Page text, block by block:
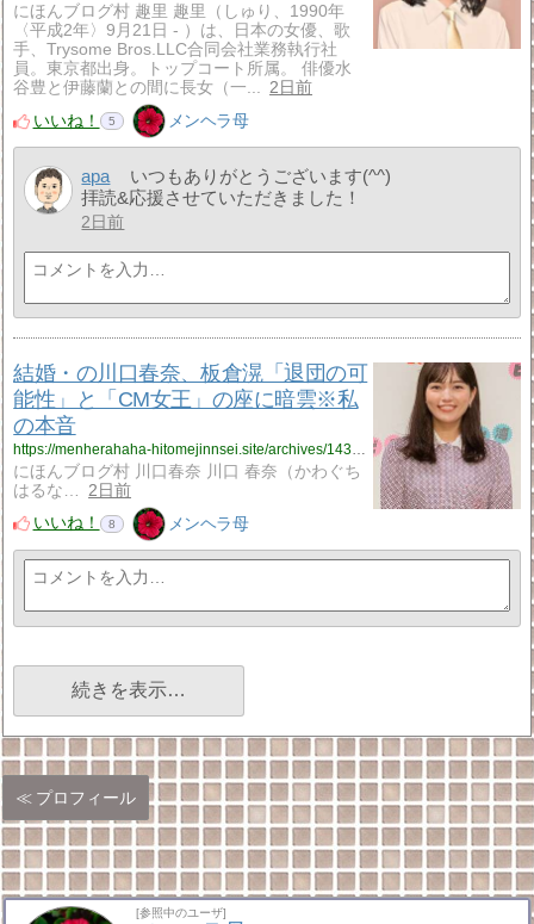
にほんブログ村 趣里 趣里（しゅり、1990年
〈平成2年〉9月21日 - ）は、日本の女優、歌
手、Trysome Bros.LLC合同会社業務執行社
員。東京都出身。トップコート所属。 俳優水
谷豊と伊藤蘭との間に長女（一...
2日前
いいね！
5 メンヘラ母
apa
いつもありがとうございます(^^)
拝読&応援させていただきました！
2日前
結婚・の川口春奈、板倉滉「退団の可
能性」と「CM女王」の座に暗雲※私
の本音
https://menherahaha-hitomejinnsei.site/archives/14305487.html
にほんブログ村 川口春奈 川口 春奈（かわぐち
はるな…
2日前
いいね！
8 メンヘラ母
続きを表示…
プロフィール
[参照中のユーザ]